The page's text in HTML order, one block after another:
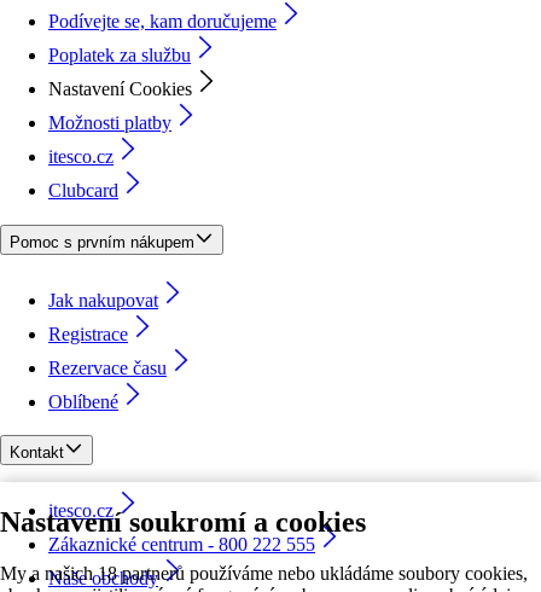
Nastavení soukromí a cookies
My a našich 18 partnerů používáme nebo ukládáme soubory cookies,
Podívejte se, kam doručujeme
Poplatek za službu
Nastavení Cookies
Možnosti platby
itesco.cz
Clubcard
Pomoc s prvním nákupem
Jak nakupovat
Registrace
Rezervace času
Oblíbené
Kontakt
itesco.cz
Zákaznické centrum - 800 222 555
Naše obchody